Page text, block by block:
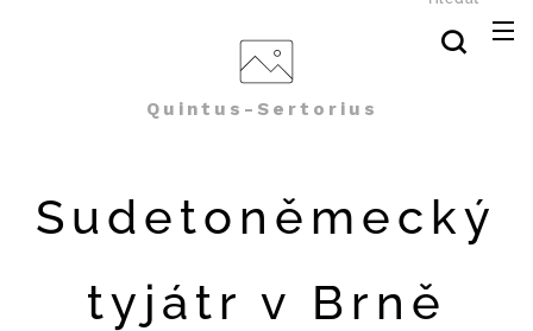
Quintus-Sertorius
Sudetoněmecký
tyjátr v Brně